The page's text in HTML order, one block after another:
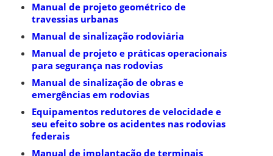
Manual de projeto geométrico de
travessias urbanas
Manual de sinalização rodoviária
Manual de projeto e práticas operacionais
para segurança nas rodovias
Manual de sinalização de obras e
emergências em rodovias
Equipamentos redutores de velocidade e
seu efeito sobre os acidentes nas rodovias
federais
Manual de implantação de terminais